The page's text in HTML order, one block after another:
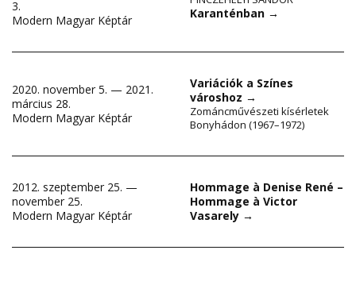
3.
Modern Magyar Képtár
Karanténban →
2020. november 5. — 2021.
március 28.
Modern Magyar Képtár
Variációk a Színes
városhoz →
Zománcművészeti kísérletek
Bonyhádon (1967–1972)
2012. szeptember 25. —
november 25.
Modern Magyar Képtár
Hommage à Denise René –
Hommage à Victor
Vasarely →